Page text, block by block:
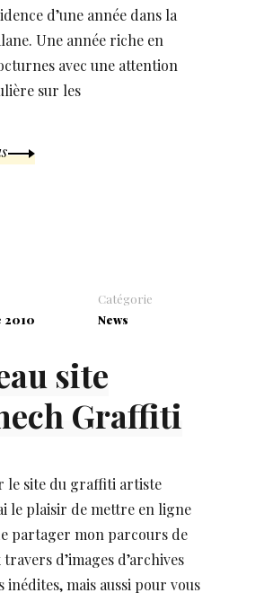
d’une année dans la
Une année riche en
avec une attention
sur les
2010
Catégorie
News
site
Graffiti
le site du graffiti artiste
le plaisir de mettre en ligne
partager mon parcours de
d’images d’archives
inédites, mais aussi pour vous